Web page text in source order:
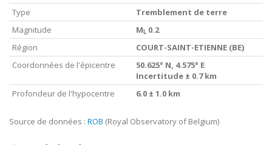
Type
Tremblement de terre
Magnitude
M L 0.2
Région
COURT-SAINT-ETIENNE (BE)
Coordonnées de l'épicentre
50.625° N, 4.575° E
Incertitude ± 0.7 km
Profondeur de l'hypocentre
6.0 ± 1.0 km
Source de données : ROB (Royal Observatory of Belgium)